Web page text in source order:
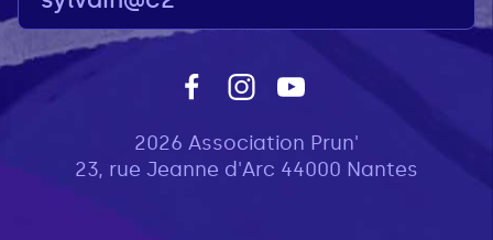
2026 Association Prun'
23, rue Jeanne d'Arc 44000 Nantes